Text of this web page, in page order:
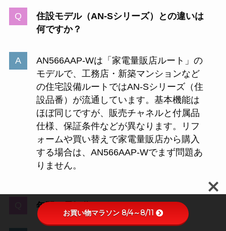
住設モデル（AN-Sシリーズ）との違いは
何ですか？
AN566AAP-Wは「家電量販店ルート」の
モデルで、工務店・新築マンションなど
の住宅設備ルートではAN-Sシリーズ（住
設品番）が流通しています。基本機能は
ほぼ同じですが、販売チャネルと付属品
仕様、保証条件などが異なります。リフ
ォームや買い替えで家電量販店から購入
する場合は、AN566AAP-Wでまず問題あ
りません。
年間の電気代はどれくらいですか？
お買い物マラソン 8/4～8/11